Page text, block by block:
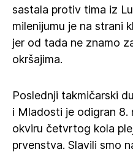
sastala protiv tima iz
milenijumu je na strani
jer od tada ne znamo
okršajima.
Poslednji takmičarski
i Mladosti je odigran 8.
okviru četvrtog kola
prvenstva. Slavili smo